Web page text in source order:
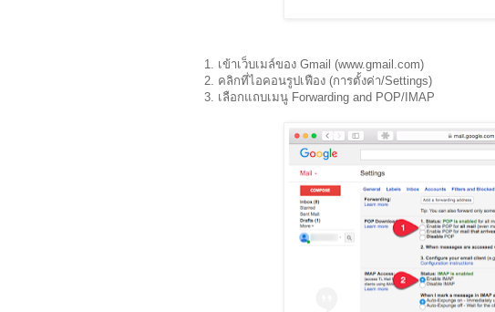
1. เข้าเว็บเมล์ของ Gmail (www.gmail.com)
2. คลิกที่ไอคอนรูปเฟือง (การตั้งค่า/Settings)
3. เลือกแถบเมนู Forwarding and POP/IMAP